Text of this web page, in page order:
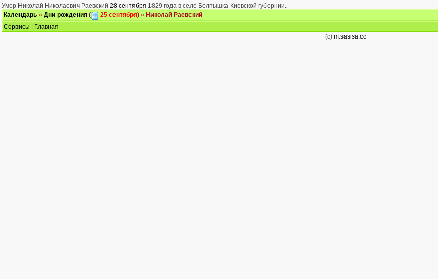
Умер Николай Николаевич Раевский 28 сентября 1829 года в селе Болтышка Киевской губернии.
Календарь » Дни рождения ( 25 сентября) » Николай Раевский
Сервисы | Главная
(c) m.sasisa.cc